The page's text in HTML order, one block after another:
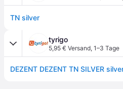
TN silver
tyrigo
5,95 € Versand, 1–3 Tage